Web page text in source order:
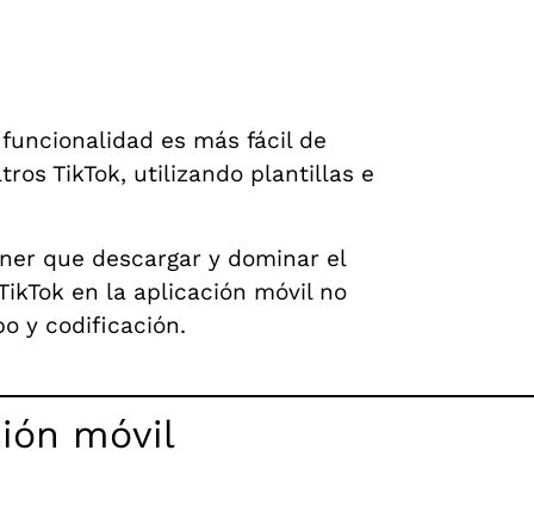
es más fácil de
TikTok, utilizando plantillas e
que descargar y dominar el
en la aplicación móvil no
y codificación.
móvil